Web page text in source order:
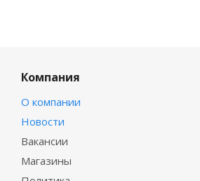
Компания
О компании
Новости
Вакансии
Магазины